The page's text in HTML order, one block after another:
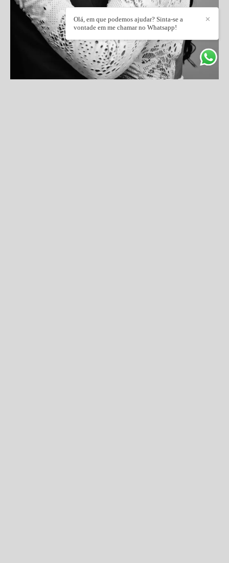
✕
Olá, em que podemos ajudar? Sinta-se a
vontade em me chamar no Whatsapp!